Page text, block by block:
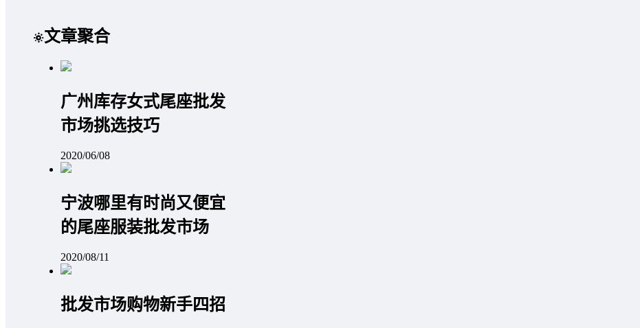
文章聚合
广州库存女式尾座批发
市场挑选技巧
2020/06/08
宁波哪里有时尚又便宜
的尾座服装批发市场
2020/08/11
批发市场购物新手四招